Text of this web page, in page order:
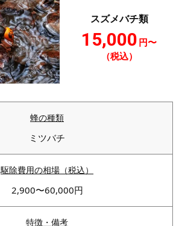
スズメバチ類
15,000 円〜
（税込）
ミツバチ
2,900〜60,000円